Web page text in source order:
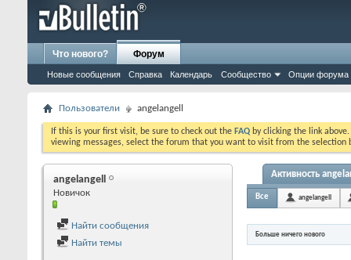
Что нового? Форум
Новые сообщения Справка Календарь Сообщество Опции форума
Пользователи angelangell
If this is your first visit, be sure to check out the FAQ by clicking the link
viewing messages, select the forum that you want to visit from the selection
angelangell
Новичок
Найти сообщения
Найти темы
Активность
Все angelangell
Больше ничего нового